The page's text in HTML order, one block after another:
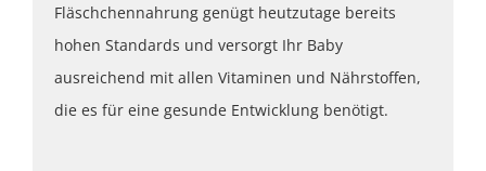
Fläschchennahrung genügt heutzutage bereits
hohen Standards und versorgt Ihr Baby
ausreichend mit allen Vitaminen und Nährstoffen,
die es für eine gesunde Entwicklung benötigt.